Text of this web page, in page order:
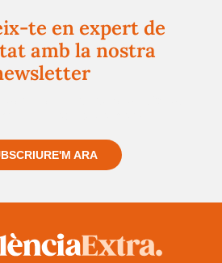
te en expert de
amb la nostra
ARA